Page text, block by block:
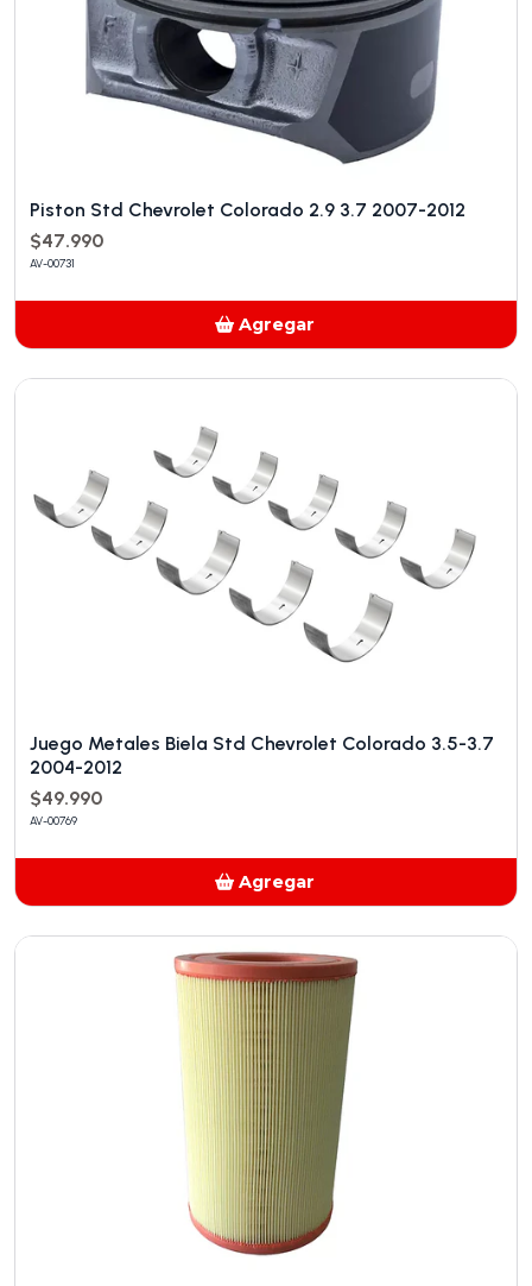
Piston Std Chevrolet Colorado 2.9 3.7 2007-2012
$47.990
AV-00731
Agregar
Juego Metales Biela Std Chevrolet Colorado 3.5-3.7
2004-2012
$49.990
AV-00769
Agregar